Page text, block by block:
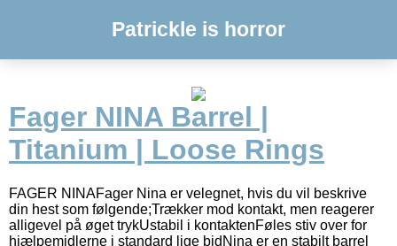
Patrickle is horror
Fager NINA Barrel |
Titanium | Loose Rings
FAGER NINAFager Nina er velegnet, hvis du vil beskrive
din hest som følgende;Trækker mod kontakt, men reagerer
alligevel på øget trykUstabil i kontaktenFøles stiv over for
hjælpemidlerne i standard lige bidNina er en stabilt barrel